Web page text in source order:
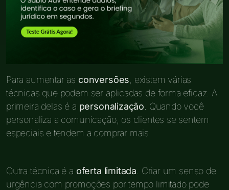
Para aumentar as conversões , existem várias
técnicas que podem ser aplicadas de forma eficaz. A
primeira delas é a personalização . Quando você
personaliza a comunicação, os clientes se sentem
especiais e tendem a comprar mais.
Outra técnica é a oferta limitada . Criar um senso de
urgência com promoções por tempo limitado pode